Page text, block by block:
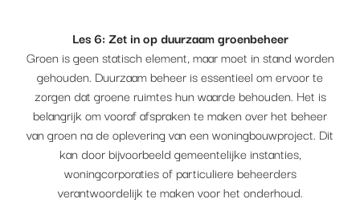
Les 6: Zet in op duurzaam groenbeheer
Groen is geen statisch element, maar moet in stand worden
gehouden. Duurzaam beheer is essentieel om ervoor te
zorgen dat groene ruimtes hun waarde behouden. Het is
belangrijk om vooraf afspraken te maken over het beheer
van groen na de oplevering van een woningbouwproject. Dit
kan door bijvoorbeeld gemeentelijke instanties,
woningcorporaties of particuliere beheerders
verantwoordelijk te maken voor het onderhoud.